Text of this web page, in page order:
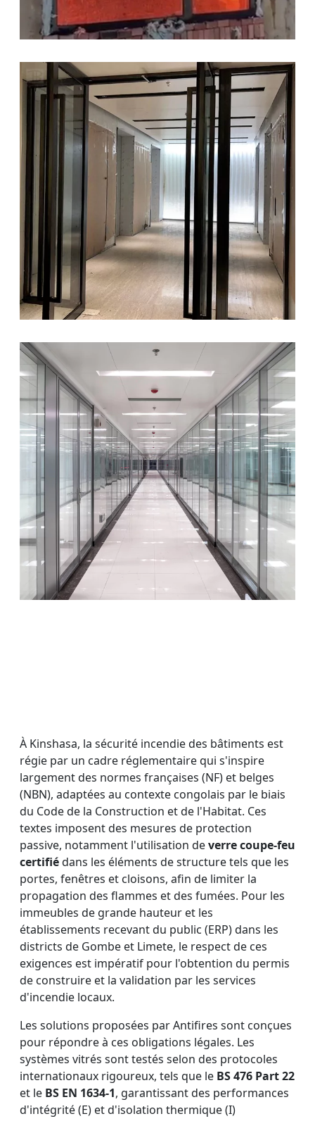
À Kinshasa, la sécurité incendie des bâtiments est
régie par un cadre réglementaire qui s'inspire
largement des normes françaises (NF) et belges
(NBN), adaptées au contexte congolais par le biais
du Code de la Construction et de l'Habitat. Ces
textes imposent des mesures de protection
passive, notamment l'utilisation deverre coupe-feu
certifiédans les éléments de structure tels que les
portes, fenêtres et cloisons, afin de limiter la
propagation des flammes et des fumées. Pour les
immeubles de grande hauteur et les
établissements recevant du public (ERP) dans les
districts de Gombe et Limete, le respect de ces
exigences est impératif pour l'obtention du permis
de construire et la validation par les services
d'incendie locaux.
Les solutions proposées par Antifires sont conçues
pour répondre à ces obligations légales. Les
systèmes vitrés sont testés selon des protocoles
internationaux rigoureux, tels que le BS 476 Part 22
et le BS EN 1634-1, garantissant des performances
d'intégrité (E) et d'isolation thermique (I)